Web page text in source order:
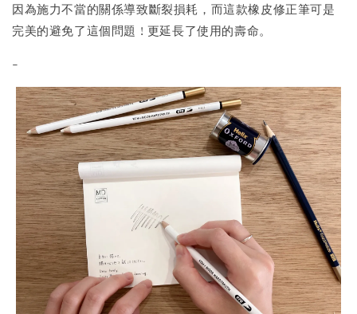
因為施力不當的關係導致斷裂損耗，而這款橡皮修正筆可是
完美的避免了這個問題 ! 更延長了使用的壽命。
-